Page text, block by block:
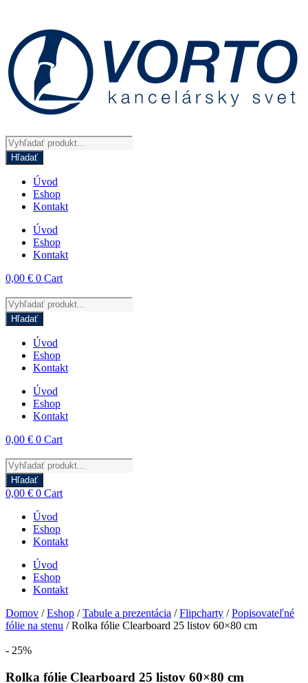
obsah
Products
search
Hľadať
Úvod
Eshop
Kontakt
Úvod
Eshop
Kontakt
0,00 € 0 Cart
Products
search
Hľadať
Úvod
Eshop
Kontakt
Úvod
Eshop
Kontakt
0,00 € 0 Cart
Products
search
Hľadať
0,00 € 0 Cart
Úvod
Eshop
Kontakt
Úvod
Eshop
Kontakt
Domov /Eshop /Tabule a prezentácia /Flipcharty /Popisovateľné
fólie na stenu / Rolka fólie Clearboard 25 listov 60×80 cm
- 25%
Rolka fólie Clearboard 25 listov 60×80 cm